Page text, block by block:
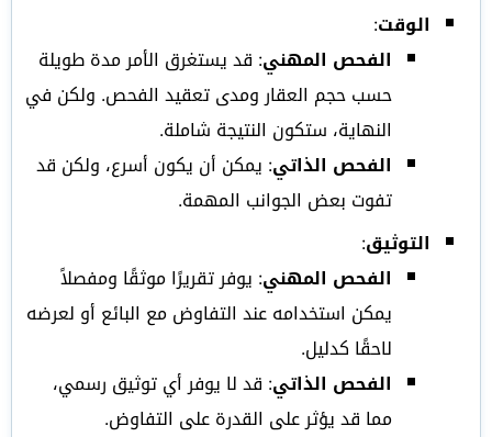
الوقت:
الفحص المهني: قد يستغرق الأمر مدة طويلة
حسب حجم العقار ومدى تعقيد الفحص. ولكن في
النهاية، ستكون النتيجة شاملة.
الفحص الذاتي: يمكن أن يكون أسرع، ولكن قد
تفوت بعض الجوانب المهمة.
التوثيق:
الفحص المهني: يوفر تقريرًا موثقًا ومفصلاً
يمكن استخدامه عند التفاوض مع البائع أو لعرضه
لاحقًا كدليل.
الفحص الذاتي: قد لا يوفر أي توثيق رسمي،
مما قد يؤثر على القدرة على التفاوض.